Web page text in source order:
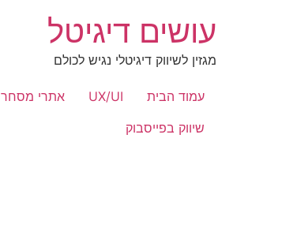
עושים דיגיטל
מגזין לשיווק דיגיטלי נגיש לכולם
עמוד הבית UX/UI אתרי מסחר
שיווק בפייסבוק